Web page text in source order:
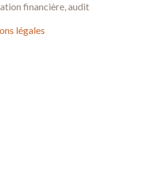
financière, audit
légales